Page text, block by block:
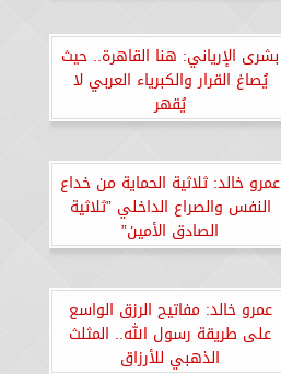
بشرى الإرياني: هنا القاهرة.. حيث
يُصاغ القرار والكبرياء العربي لا
يُقهر
عمرو خالد: ثلاثية الحماية من خداع
النفس والصراع الداخلي ”ثلاثية
الصادق الأمين”
عمرو خالد: مفاتيح الرزق الواسع
على طريقة رسول الله.. المثلث
الذهبي للأرزاق